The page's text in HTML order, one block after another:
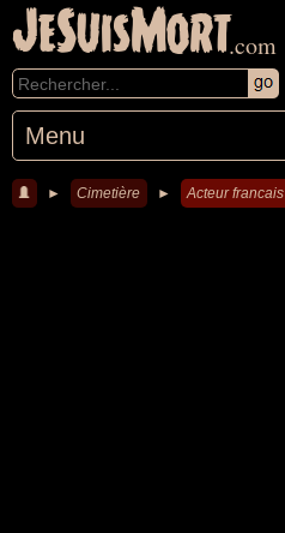
JeSuisMort.com
Menu
► Cimetière ► Acteur francais